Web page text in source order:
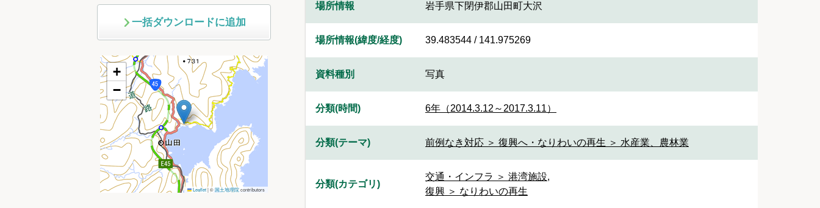
一括ダウンロードに追加
+
−
Leaflet|©国土地理院contributors
場所情報 岩手県下閉伊郡山田町大沢
場所情報(緯度/経度) 39.483544 / 141.975269
資料種別 写真
分類(時間) 6年（2014.3.12～2017.3.11）
分類(テーマ) 前例なき対応 ＞ 復興へ・なりわいの再生 ＞ 水産業、農林業
分類(カテゴリ)
交通・インフラ ＞ 港湾施設,
復興 ＞ なりわいの再生